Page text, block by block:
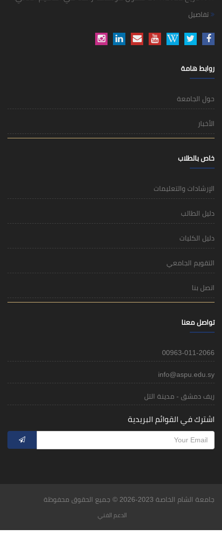
تفاصيل
روابط هامة
حول الجامعة
الأخبار
خاص بالطلاب
الإرشادات والتعليمات
دليل الطالب
دليل الكليات
التقويم الجامعي
اتصل بنا
تواصل معنا
00963-011-2066
info@aspu.edu.sy
ريف دمشق - مدينة التل
اشترك في القوائم البريدية
جامعة الشام الخاصة 2023-2026 © جميع الحقوق محفوظة
الدعم الفني